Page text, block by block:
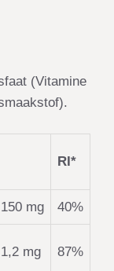
(Vitamine
RI*
150 mg 40%
1,2 mg 87%